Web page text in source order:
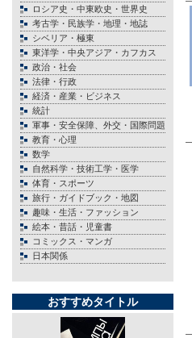
ロシア史・中東欧史・世界史
考古学・民族学・地理・地誌
シベリア・極東
東洋学・中央アジア・カフカス
政治・社会
法律・行政
経済・産業・ビジネス
統計
軍事・安全保障、外交・国際問題
教育・心理
数学
自然科学・技術工学・医学
体育・スポーツ
旅行・ガイドブック・地図
趣味・生活・ファッション
絵本・昔話・児童書
コミックス・マンガ
日本関係
おすすめタイトル